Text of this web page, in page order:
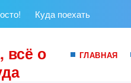
Куда поехать
всё о
ГЛАВНАЯ